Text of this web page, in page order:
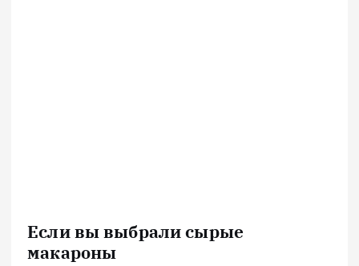
Если вы выбрали сырые
макароны